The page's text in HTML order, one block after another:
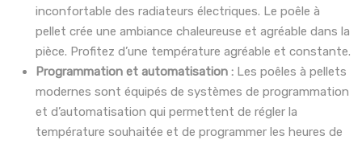
inconfortable des radiateurs électriques. Le poêle à
pellet crée une ambiance chaleureuse et agréable dans la
pièce. Profitez d’une température agréable et constante.
Programmation et automatisation : Les poêles à pellets
modernes sont équipés de systèmes de programmation
et d’automatisation qui permettent de régler la
température souhaitée et de programmer les heures de